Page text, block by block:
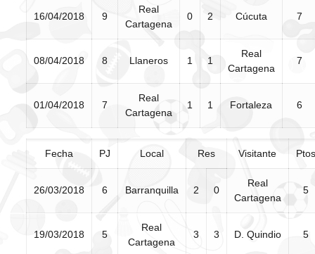
16/04/2018 9
Real
Cartagena
0 2 Cúcuta 7
08/04/2018 8 Llaneros 1 1
Real
Cartagena
7
01/04/2018 7
Real
Cartagena
1 1 Fortaleza 6
Fecha PJ Local Res Visitante Ptos
26/03/2018 6 Barranquilla 2 0
Real
Cartagena
5
19/03/2018 5
Real
Cartagena
3 3 D. Quindio 5